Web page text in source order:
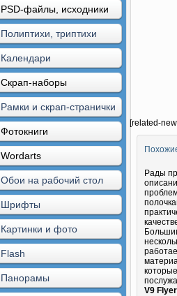
PSD-файлы, исходники
Полиптихи, триптихи
Календари
Скрап-наборы
Рамки и скрап-странички
Фотокниги
Wordarts
Обои на рабочий стол
Шрифты
Картинки и фото
Flash
Панорамы
[related-
Рады
V9